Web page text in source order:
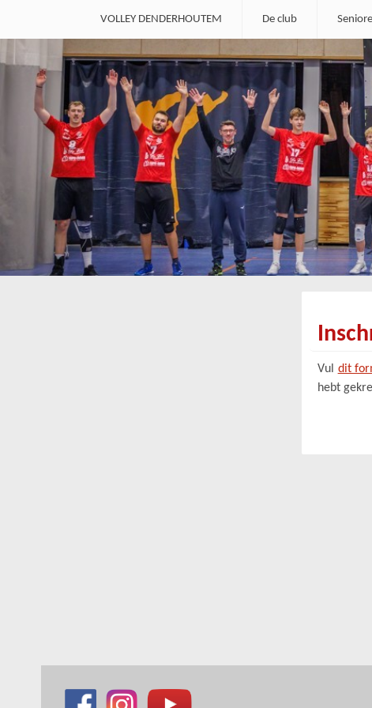
VOLLEY DENDERHOUTEM De club
Vul dit
hebt